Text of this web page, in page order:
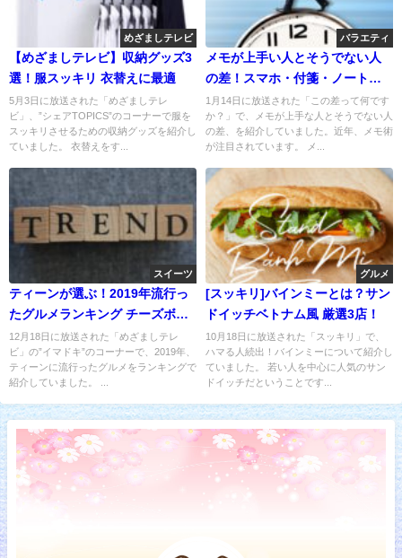
めざましテレビ
【めざましテレビ】収納グッズ3
選！服スッキリ 衣替えに最適
5月3日に放送された「めざましテレ
ビ」、”シェアTOPICS”のコーナーで服を
スッキリさせるための収納グッズを紹介し
ていました。 衣替えをす...
バラエティ
メモが上手い人とそうでない人
の差！スマホ・付箋・ノート活
用術
1月14日に放送された「この差って何です
か？」で、メモが上手な人とそうでない人
の差、を紹介していました。近年、メモ術
が注目されています。 メ...
スイーツ
ティーンが選ぶ！2019年流行っ
たグルメランキング チーズボー
ル？
12月18日に放送された「めざましテレ
ビ」の”イマドキ”のコーナーで、2019年、
ティーンに流行ったグルメをランキングで
紹介していました。 ...
グルメ
[スッキリ]バインミーとは？サン
ドイッチベトナム風 厳選3店！
10月18日に放送された「スッキリ」で、
ハマる人続出！バインミーについて紹介し
ていました。 若い人を中心に人気のサン
ドイッチだということです...